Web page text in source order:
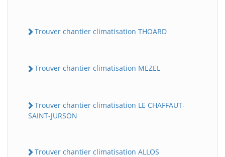
Trouver chantier climatisation THOARD
Trouver chantier climatisation MEZEL
Trouver chantier climatisation LE CHAFFAUT-
SAINT-JURSON
Trouver chantier climatisation ALLOS